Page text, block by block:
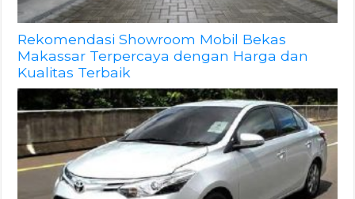
Rekomendasi Showroom Mobil Bekas
Makassar Terpercaya dengan Harga dan
Kualitas Terbaik